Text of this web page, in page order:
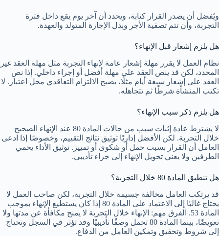
ويُفضل أن يصدر القرار كتابة، ويحدد أن آخر يوم يقع داخل فترة
التجربة، وأن تتم تصفية الأجر وبدل الإجازة المتولد والعهدة.
هل يلزم إشعار قبل الإنهاء؟
نظام العمل لا يقرر مهلة إشعار عامة لإنهاء التجربة مثل مهلة العقد غير
المحدد، لكن قد ينص العقد على مهلة أفضل أو إجراء داخلي. إذا نص
العقد على إشعار سبعة أيام مثلًا، يصبح الالتزام التعاقدي محل اعتبار. لا
تكتب المنشأة شرطًا ثم تتجاهله.
هل يلزم ذكر سبب الإنهاء؟
لا يشترط عادة إثبات سبب من حالات المادة 80 عند الإنهاء الصحيح
خلال التجربة. لكن الأفضل إداريًا توثيق نتائج التقييم، وخصوصًا إذا ادعى
العامل أن القرار بسبب حمل أو شكوى أو تمييز. توثيق الأداء يحمي
الطرفين ولا يعني تحويل الإنهاء إلى جزاء تأديبي.
هل تنطبق المادة 80 خلال التجربة؟
قد يرتكب العامل مخالفة جسيمة خلال التجربة، لكن صاحب العمل لا
يحتاج غالبًا إلى الاعتماد على المادة 80 إذا كان يستطيع الإنهاء بموجب
المادة 53. الفرق مهم: الإنهاء خلال التجربة لا يمنح مكافأة عن مدتها ولا
تعويضًا، بينما المادة 80 تحمل وصفًا تأديبيًا وقد تؤثر في السجل وتحتاج
إلى شروط وتحقيق وتمكين العامل من الدفاع.